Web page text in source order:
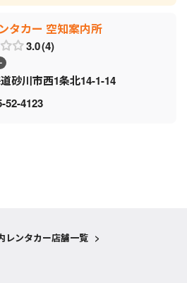
タカー 空知案内所
3.0 4
砂川市西1条北14-1-14
52-4123
レンタカー店舗一覧 >